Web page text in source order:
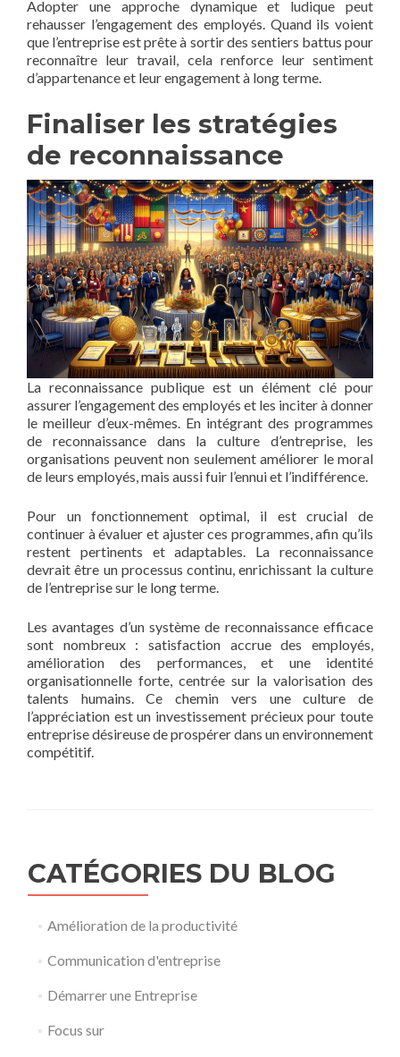
Adopter une approche dynamique et ludique peut
rehausser l’engagement des employés. Quand ils voient
que l’entreprise est prête à sortir des sentiers battus pour
reconnaître leur travail, cela renforce leur sentiment
d’appartenance et leur engagement à long terme.
Finaliser les stratégies
de reconnaissance
La reconnaissance publique est un élément clé pour
assurer l’engagement des employés et les inciter à donner
le meilleur d’eux-mêmes. En intégrant des programmes
de reconnaissance dans la culture d’entreprise, les
organisations peuvent non seulement améliorer le moral
de leurs employés, mais aussi fuir l’ennui et l’indifférence.
Pour un fonctionnement optimal, il est crucial de
continuer à évaluer et ajuster ces programmes, afin qu’ils
restent pertinents et adaptables. La reconnaissance
devrait être un processus continu, enrichissant la culture
de l’entreprise sur le long terme.
Les avantages d’un système de reconnaissance efficace
sont nombreux : satisfaction accrue des employés,
amélioration des performances, et une identité
organisationnelle forte, centrée sur la valorisation des
talents humains. Ce chemin vers une culture de
l’appréciation est un investissement précieux pour toute
entreprise désireuse de prospérer dans un environnement
compétitif.
CATÉGORIES DU BLOG
Amélioration de la productivité
Communication d'entreprise
Démarrer une Entreprise
Focus sur